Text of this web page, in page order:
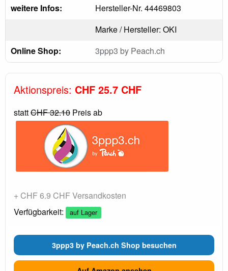
weitere Infos:
Hersteller-Nr. 44469803
Marke / Hersteller: OKI
Online Shop:
3ppp3 by Peach.ch
Aktionspreis: CHF 25.7 CHF
stattCHF 32.10 Preis ab
+ CHF 6.9 CHF Versandkosten
Verfügbarkeit:
auf Lager
3ppp3 by Peach.ch Shop besuchen